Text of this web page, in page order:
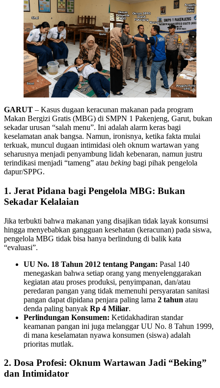
GARUT – ​Kasus dugaan keracunan makanan pada program
Makan Bergizi Gratis (MBG) di SMPN 1 Pakenjeng, Garut, bukan
sekadar urusan “salah menu”. Ini adalah alarm keras bagi
keselamatan anak bangsa. Namun, ironisnya, ketika fakta mulai
terkuak, muncul dugaan intimidasi oleh oknum wartawan yang
seharusnya menjadi penyambung lidah kebenaran, namun justru
terindikasi menjadi “tameng” atau beking bagi pihak pengelola
dapur/SPPG.
1. Jerat Pidana bagi Pengelola MBG: Bukan
Sekadar Kelalaian
​Jika terbukti bahwa makanan yang disajikan tidak layak konsumsi
hingga menyebabkan gangguan kesehatan (keracunan) pada siswa,
pengelola MBG tidak bisa hanya berlindung di balik kata
“evaluasi”.
UU No. 18 Tahun 2012 tentang Pangan: Pasal 140
menegaskan bahwa setiap orang yang menyelenggarakan
kegiatan atau proses produksi, penyimpanan, dan/atau
peredaran pangan yang tidak memenuhi persyaratan sanitasi
pangan dapat dipidana penjara paling lama 2 tahun atau
denda paling banyak Rp 4 Miliar.
Perlindungan Konsumen: Ketidakhadiran standar
keamanan pangan ini juga melanggar UU No. 8 Tahun 1999,
di mana keselamatan nyawa konsumen (siswa) adalah
prioritas mutlak.
2. Dosa Profesi: Oknum Wartawan Jadi “Beking”
dan Intimidator